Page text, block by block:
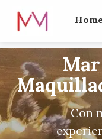
Con